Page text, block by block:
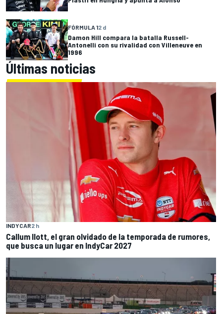
FÓRMULA 12 d
Damon Hill compara la batalla Russell-
Antonelli con su rivalidad con Villeneuve en
1996
Últimas noticias
INDYCAR2 h
Callum Ilott, el gran olvidado de la temporada de rumores,
que busca un lugar en IndyCar 2027